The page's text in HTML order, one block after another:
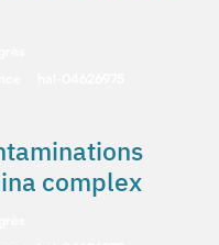
complex